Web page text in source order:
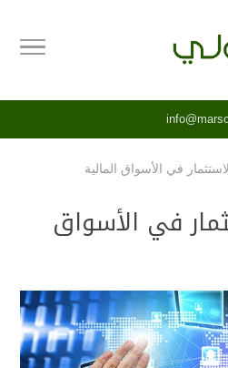
في الأسواق المالية
في الأسواق